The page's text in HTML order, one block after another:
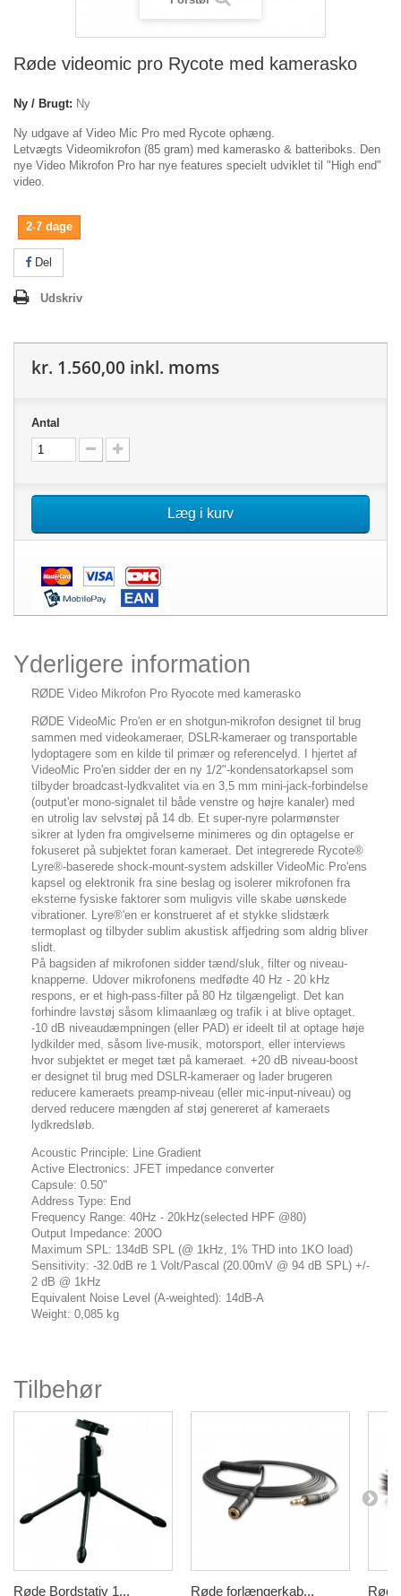
Røde videomic pro Rycote med kamerasko
Ny / Brugt: Ny
Ny udgave af Video Mic Pro med Rycote ophæng.
Letvægts Videomikrofon (85 gram) med kamerasko & batteriboks. Den
nye Video Mikrofon Pro har nye features specielt udviklet til "High end"
video.
2-7 dage
Del
Udskriv
kr. 1.560,00 inkl. moms
Antal
Læg i kurv
Yderligere information
RØDE Video Mikrofon Pro Ryocote med kamerasko
RØDE VideoMic Pro'en er en shotgun-mikrofon designet til brug
sammen med videokameraer, DSLR-kameraer og transportable
lydoptagere som en kilde til primær og referencelyd. I hjertet af
VideoMic Pro'en sidder der en ny 1/2"-kondensatorkapsel som
tilbyder broadcast-lydkvalitet via en 3,5 mm mini-jack-forbindelse
(output'er mono-signalet til både venstre og højre kanaler) med
en utrolig lav selvstøj på 14 db. Et super-nyre polarmønster
sikrer at lyden fra omgivelserne minimeres og din optagelse er
fokuseret på subjektet foran kameraet. Det integrerede Rycote®
Lyre®-baserede shock-mount-system adskiller VideoMic Pro'ens
kapsel og elektronik fra sine beslag og isolerer mikrofonen fra
eksterne fysiske faktorer som muligvis ville skabe uønskede
vibrationer. Lyre®'en er konstrueret af et stykke slidstærk
termoplast og tilbyder sublim akustisk affjedring som aldrig bliver
slidt.
På bagsiden af mikrofonen sidder tænd/sluk, filter og niveau-
knapperne. Udover mikrofonens medfødte 40 Hz - 20 kHz
respons, er et high-pass-filter på 80 Hz tilgængeligt. Det kan
forhindre lavstøj såsom klimaanlæg og trafik i at blive optaget.
-10 dB niveaudæmpningen (eller PAD) er ideelt til at optage høje
lydkilder med, såsom live-musik, motorsport, eller interviews
hvor subjektet er meget tæt på kameraet. +20 dB niveau-boost
er designet til brug med DSLR-kameraer og lader brugeren
reducere kameraets preamp-niveau (eller mic-input-niveau) og
derved reducere mængden af støj genereret af kameraets
lydkredsløb.
Acoustic Principle: Line Gradient
Active Electronics: JFET impedance converter
Capsule: 0.50"
Address Type: End
Frequency Range: 40Hz - 20kHz(selected HPF @80)
Output Impedance: 200O
Maximum SPL: 134dB SPL (@ 1kHz, 1% THD into 1KO load)
Sensitivity: -32.0dB re 1 Volt/Pascal (20.00mV @ 94 dB SPL) +/-
2 dB @ 1kHz
Equivalent Noise Level (A-weighted): 14dB-A
Weight: 0,085 kg
Tilbehør
Røde Bordstativ 1... Røde forlængerkab...